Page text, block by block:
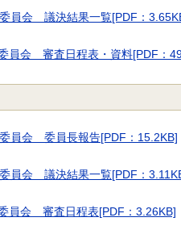
員会 議決結果一覧[PDF：
員会 審査日程表・資料[PDF：
員会 委員長報告[PDF：15.2KB]
員会 議決結果一覧[PDF：
員会 審査日程表[PDF：3.26KB]